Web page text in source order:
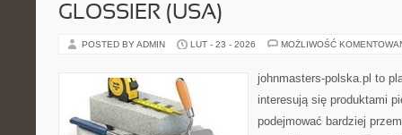
GLOSSIER (USA)
POSTED BY ADMIN LUT - 23 - 2026 MOŻLIWOŚĆ
johnmasters-polska.pl to
interesują się produktami
podejmować bardziej